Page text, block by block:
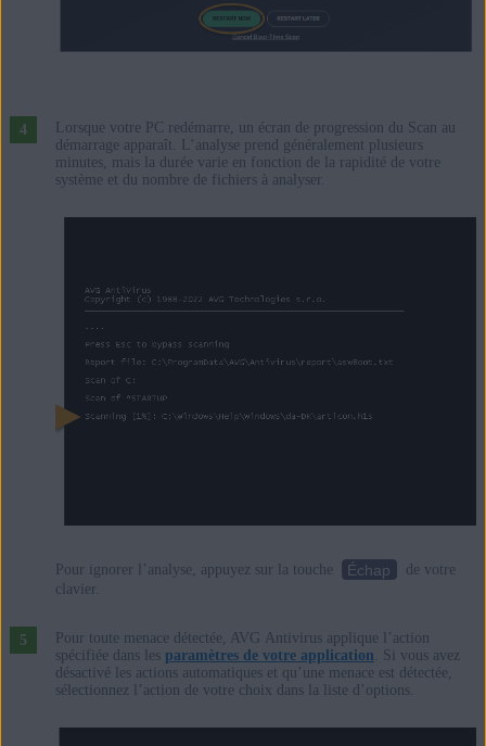
Lorsque votre PC redémarre, un écran de progression du Scan au
démarrage apparaît. L’analyse prend généralement plusieurs
minutes, mais la durée varie en fonction de la rapidité de votre
système et du nombre de fichiers à analyser.
Pour ignorer l’analyse, appuyez sur la touche Échap
de votre
clavier.
Pour toute menace détectée, AVG Antivirus applique l’action
spécifiée dans les paramètres de votre application. Si vous avez
désactivé les actions automatiques et qu’une menace est détectée,
sélectionnez l’action de votre choix dans la liste d’options.